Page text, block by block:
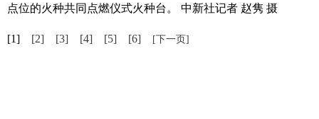
点位的火种共同点燃仪式火种台。 中新社记者 赵隽 摄
[1] [2] [3] [4] [5] [6] [下一页]